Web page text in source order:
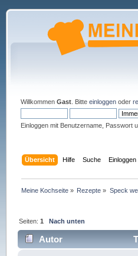
Willkommen Gast. Bitte einloggenoder
Einloggen mit Benutzername, Passwort
Übersicht Hilfe Suche Einloggen
Meine Kochseite » Rezepte » Speck
Seiten:1 Nach unten
Autor